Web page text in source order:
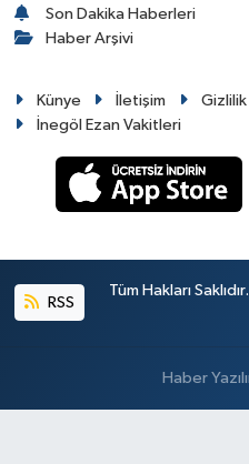
Son Dakika Haberleri
Haber Arşivi
Künye İletişim
Gizlilik
İnegöl Ezan Vakitleri
RSS
Tüm Hakları
Haber